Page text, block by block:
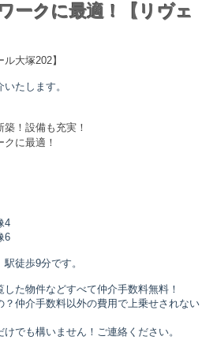
ークに最適！【リヴェ
ル大塚202】
たします。
！設備も充実！
に最適！
駅徒歩9分です。
た物件などすべて仲介手数料無料！
？仲介手数料以外の費用で上乗せされない
でも構いません！ご連絡ください。